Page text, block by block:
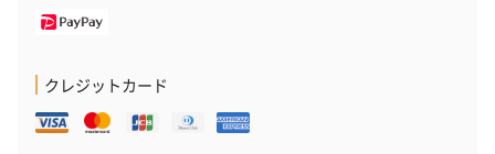
クレジットカード